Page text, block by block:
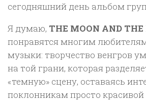
сегодняшний день альбом
Я думаю, THE MOON AND
понравятся многим
музыки: творчество венгров
на той грани, которая
«темную» сцену, оставаясь
поклонникам просто